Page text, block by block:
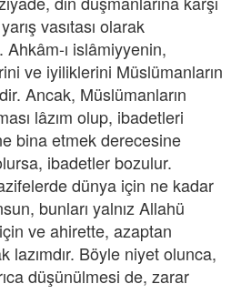
vasıtası olarak
Ahkâm-ı islâmiyyenin,
ve iyiliklerini Müslümanların
Ancak, Müslümanların
lâzım olup, ibadetleri
bina etmek derecesine
ibadetler bozulur.
dünya için ne kadar
bunları yalnız Allahü
ve ahirette, azaptan
lazımdır. Böyle niyet olunca,
düşünülmesi de, zarar